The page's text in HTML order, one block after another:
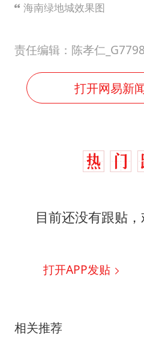
海南绿地城效果图
责任编辑：陈孝仁_G7798
打开网易新
目前还没有跟贴
打开APP发贴
相关推荐